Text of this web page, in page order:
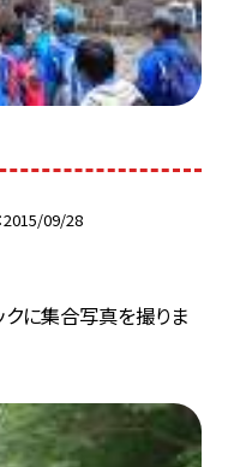
2015/09/28
に集合写真を撮りま